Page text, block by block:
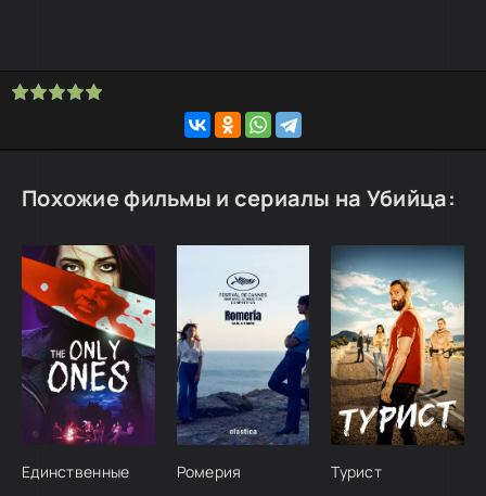
Похожие фильмы и сериалы на Убийца:
Единственные Ромерия Турист